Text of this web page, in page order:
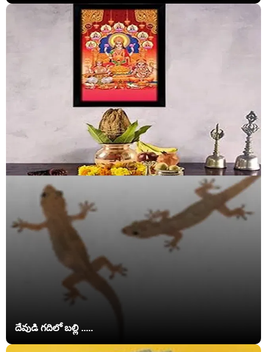
దేవుడి గదిలో బల్లి .....